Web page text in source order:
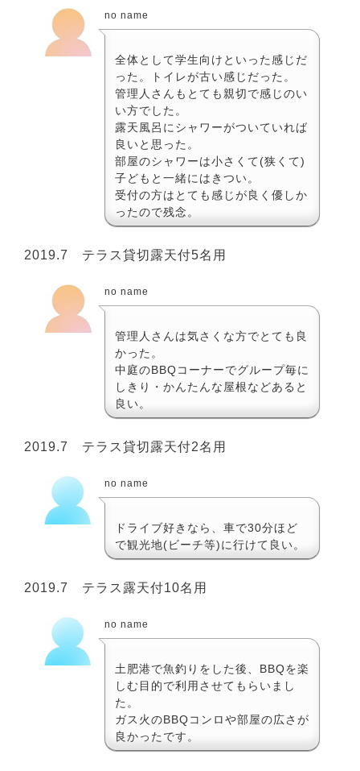
no name
全体として学生向けといった感じだ
った。トイレが古い感じだった。
管理人さんもとても親切で感じのい
い方でした。
露天風呂にシャワーがついていれば
良いと思った。
部屋のシャワーは小さくて(狭くて)
子どもと一緒にはきつい。
受付の方はとても感じが良く優しか
ったので残念。
2019.7 テラス貸切露天付5名用
no name
管理人さんは気さくな方でとても良
かった。
中庭のBBQコーナーでグループ毎に
しきり・かんたんな屋根などあると
良い。
2019.7 テラス貸切露天付2名用
no name
ドライブ好きなら、車で30分ほど
で観光地(ビーチ等)に行けて良い。
2019.7 テラス露天付10名用
no name
土肥港で魚釣りをした後、BBQを楽
しむ目的で利用させてもらいまし
た。
ガス火のBBQコンロや部屋の広さが
良かったです。